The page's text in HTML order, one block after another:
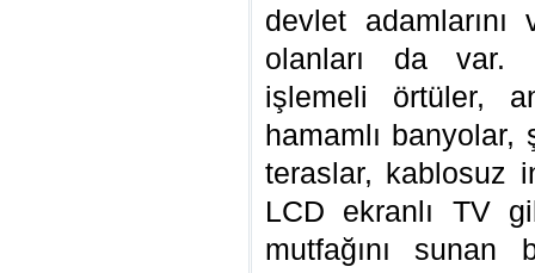
devlet adamlarını
olanları da var.
işlemeli örtüler,
hamamlı banyolar,
teraslar, kablosuz
LCD ekranlı TV
mutfağını